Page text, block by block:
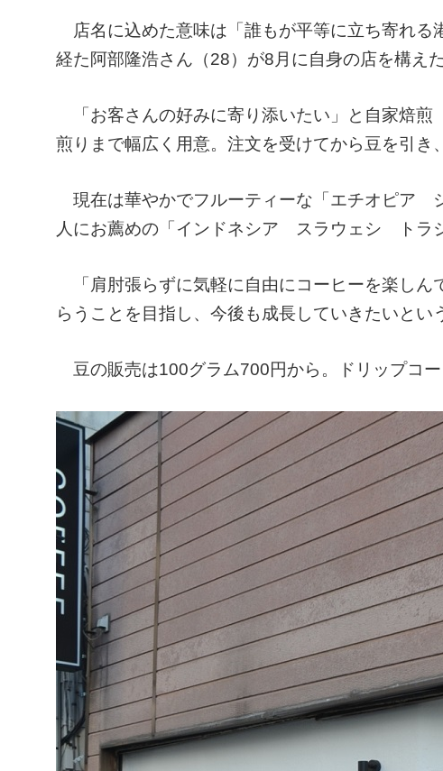
店名に込めた意味は「誰もが平等に立ち寄れる
経た阿部隆浩さん（28）が8月に自身の店を構えた
「お客さんの好みに寄り添いたい」と自家焙煎
煎りまで幅広く用意。注文を受けてから豆を引き
現在は華やかでフルーティーな「エチオピア
人にお薦めの「インドネシア スラウェシ トラ
「肩肘張らずに気軽に自由にコーヒーを楽しん
らうことを目指し、今後も成長していきたいとい
豆の販売は100グラム700円から。ドリップコ